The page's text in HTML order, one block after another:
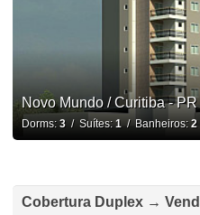
Novo Mundo / Curitiba - PR
Dorms: 3/ Suítes:1/ Banheiros: 2
Cobertura Duplex →